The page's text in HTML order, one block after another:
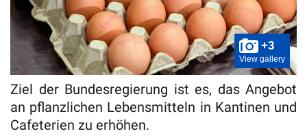
+3
View gallery
Ziel der Bundesregierung ist es, das Angebot
an pflanzlichen Lebensmitteln in Kantinen und
Cafeterien zu erhöhen.